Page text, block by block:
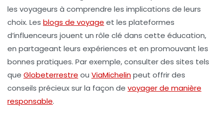
les voyageurs à comprendre les implications de leurs
choix. Les blogs de voyage et les plateformes
d’influenceurs jouent un rôle clé dans cette éducation,
en partageant leurs expériences et en promouvant les
bonnes pratiques. Par exemple, consulter des sites tels
que Globeterrestre ou ViaMichelinpeut offrir des
conseils précieux sur la façon de voyager de manière
responsable.